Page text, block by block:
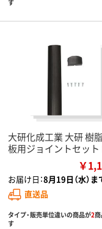
す
大研化成工業 大研 樹
板用ジョイントセット
￥
お届け日：8月19日（水）ま
直送品
タイプ・販売単位違いの商品が2
す